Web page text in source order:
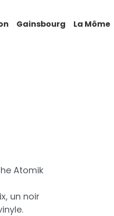
Gainsbourg La Môme
Atomik
un noir